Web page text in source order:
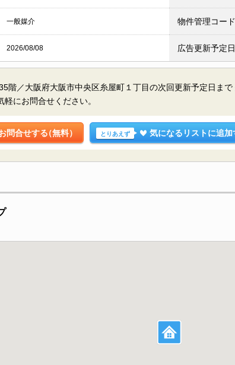
一般媒介 物件管理コード
2026/08/08 広告更新予定日
階／大阪府大阪市中央区糸屋町１丁目の次回更新予定日まで
にお問合せください。
問合せする（無料） とりあえず 気になるリストに追加